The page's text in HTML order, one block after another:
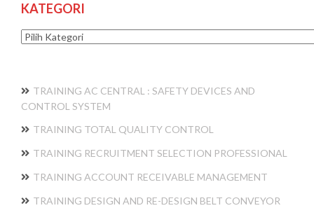
KATEGORI
Kategori
TRAINING AC CENTRAL : SAFETY DEVICES AND
CONTROL SYSTEM
TRAINING TOTAL QUALITY CONTROL
TRAINING RECRUITMENT SELECTION PROFESSIONAL
TRAINING ACCOUNT RECEIVABLE MANAGEMENT
TRAINING DESIGN AND RE-DESIGN BELT CONVEYOR